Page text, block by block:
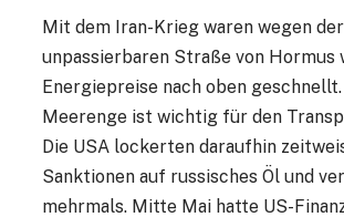
Mit dem Iran-Krieg waren wegen
unpassierbaren Straße von Hormus
Energiepreise nach oben
Meerenge ist wichtig für den
Die USA lockerten daraufhin
Sanktionen auf russisches Öl und
mehrmals. Mitte Mai hatte US-